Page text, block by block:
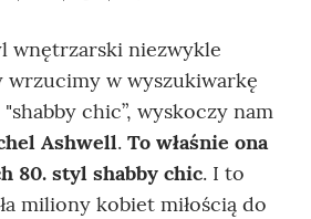
wnętrzarski niezwykle
wrzucimy w wyszukiwarkę
chic”, wyskoczy nam
Ashwell. To właśnie ona
80. styl shabby chic. I to
miliony kobiet miłością do